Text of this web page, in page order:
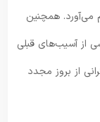
می‌آورد. همچنین
از آسیب‌های قبلی
از بروز مجدد